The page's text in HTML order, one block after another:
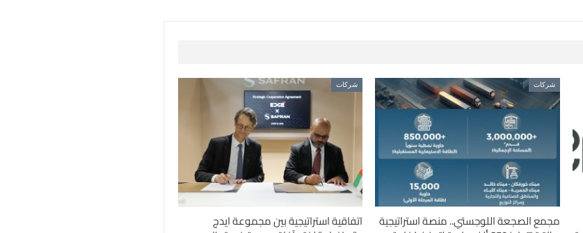
شركات
مجمع الصجعة اللوجستي.. منصة استراتيجية
شركات
اتفاقية استراتيجية بين مجموعة ايدج